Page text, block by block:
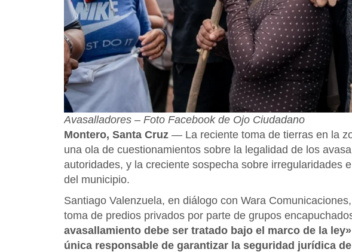
Avasalladores – Foto Facebook de Ojo Ciudadano
Montero, Santa Cruz — La reciente toma de tierras en la
una ola de cuestionamientos sobre la legalidad de los
autoridades, y la creciente sospecha sobre irregularidades
del municipio.
Santiago Valenzuela, en diálogo con Wara
toma de predios privados por parte de grupos
avasallamiento debe ser tratado bajo el marco de la ley»
única responsable de garantizar la seguridad jurídica